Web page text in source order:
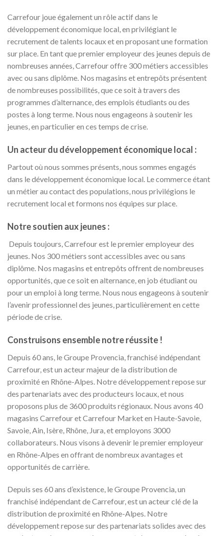
Carrefour joue également un rôle actif dans le
développement économique local, en privilégiant le
recrutement de talents locaux et en proposant une formation
sur place. En tant que premier employeur des jeunes depuis de
nombreuses années, Carrefour offre 300 métiers accessibles
avec ou sans diplôme. Nos magasins et entrepôts présentent
de nombreuses possibilités, que ce soit à travers des
programmes d’alternance, des emplois étudiants ou des
postes à long terme. Nous nous engageons à soutenir les
jeunes, en particulier en ces temps de crise.
Un acteur du développement économique local :
Partout où nous sommes présents, nous sommes engagés
dans le développement économique local. Le commerce étant
un métier au contact des populations, nous privilégions le
recrutement local et formons nos équipes sur place.
Notre soutien aux jeunes :
Depuis toujours, Carrefour est le premier employeur des
jeunes. Nos 300 métiers sont accessibles avec ou sans
diplôme. Nos magasins et entrepôts offrent de nombreuses
opportunités, que ce soit en alternance, en job étudiant ou
pour un emploi à long terme. Nous nous engageons à soutenir
l’avenir professionnel des jeunes, particulièrement en cette
période de crise.
Construisons ensemble notre réussite !
Depuis 60 ans, le Groupe Provencia, franchisé indépendant
Carrefour, est un acteur majeur de la distribution de
proximité en Rhône-Alpes. Notre développement repose sur
des partenariats avec des producteurs locaux, et nous
proposons plus de 3600 produits régionaux. Nous avons 40
magasins Carrefour et Carrefour Market en Haute-Savoie,
Savoie, Ain, Isère, Rhône, Jura, et employons 3000
collaborateurs. Nous visons à devenir le premier employeur
en Rhône-Alpes en offrant de nombreux avantages et
opportunités de carrière.
Depuis ses 60 ans d’existence, le Groupe Provencia, un
franchisé indépendant de Carrefour, est un acteur clé de la
distribution de proximité en Rhône-Alpes. Notre
développement repose sur des partenariats solides avec des